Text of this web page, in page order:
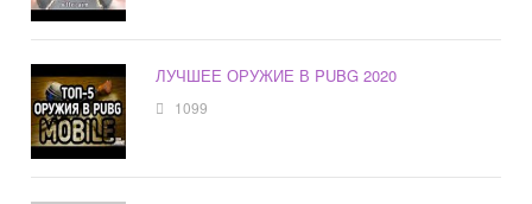
ЛУЧШЕЕ ОРУЖИЕ В PUBG 2020
1099